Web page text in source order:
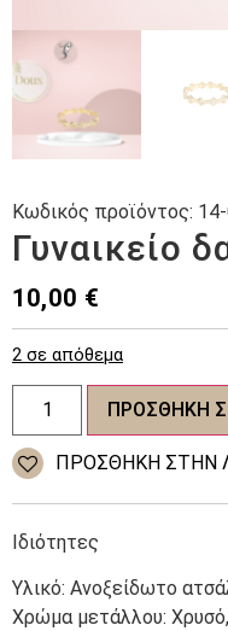
Γυναικείο
10,00 €
Ιδιότητες
Υλικό: Ανοξείδωτο
Χρώμα μετάλλου:
2 σε απόθεμα
Γυναικείο
δαχτυλίδι
Zirconia
ποσότητα
ΠΡΟΣΘΉΚΗ
ΠΡΌΣΘΉΚΗ ΣΤΗΝ
Κωδικός προϊόντος: